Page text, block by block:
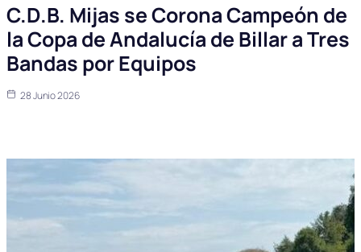
C.D.B. Mijas se Corona Campeón de
la Copa de Andalucía de Billar a Tres
Bandas por Equipos
28 Junio 2026